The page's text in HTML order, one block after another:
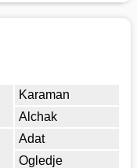
Karaman
Alchak
Adat
Ogledje